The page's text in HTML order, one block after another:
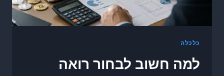
כלכלה
למה חשוב לבחור רואה